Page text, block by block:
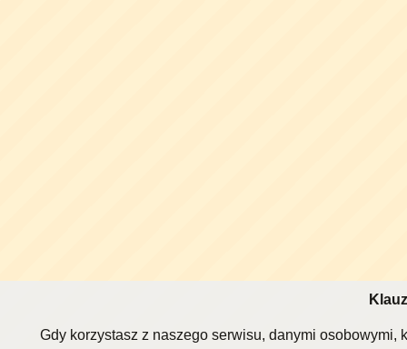
Gdy korzystasz z naszego serwisu, danymi osobowymi,